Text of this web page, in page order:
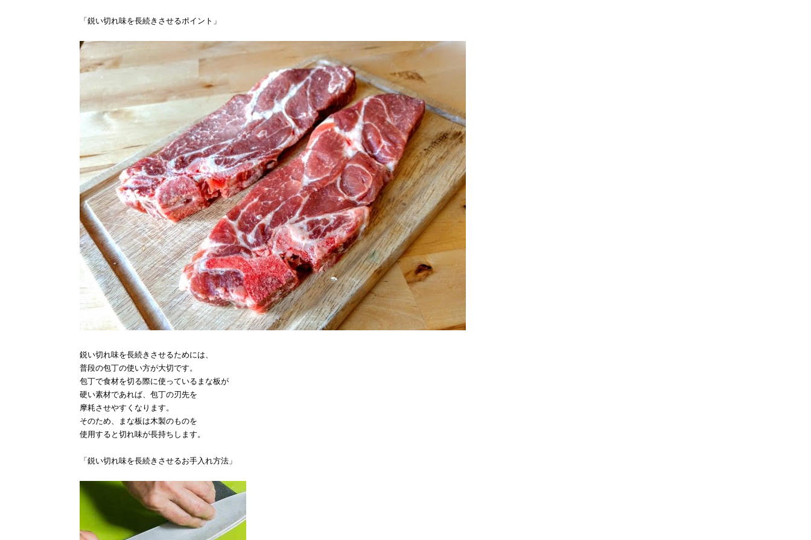
「鋭い切れ味を長続きさせるポイント」
鋭い切れ味を長続きさせるためには、
普段の包丁の使い方が大切です。
包丁で食材を切る際に使っているまな板が
硬い素材であれば、包丁の刃先を
摩耗させやすくなります。
そのため、まな板は木製のものを
使用すると切れ味が長持ちします。
「鋭い切れ味を長続きさせるお手入れ方法」